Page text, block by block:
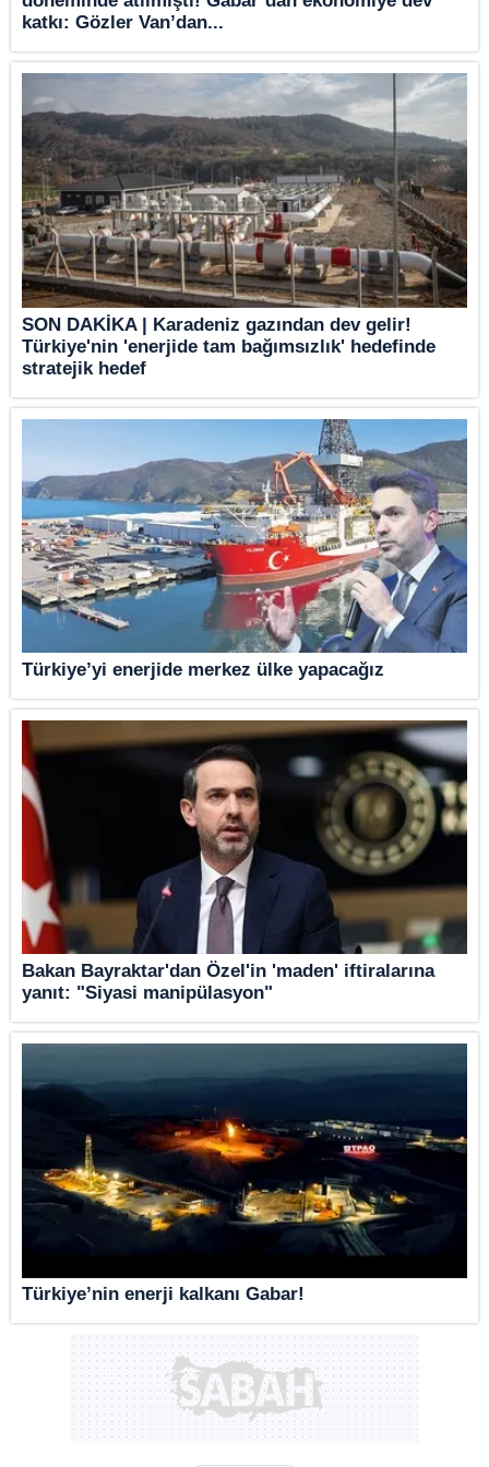
katkı: Gözler Van’dan...
SON DAKİKA | Karadeniz gazından dev gelir!
Türkiye'nin 'enerjide tam bağımsızlık' hedefinde
stratejik hedef
Türkiye’yi enerjide merkez ülke yapacağız
Bakan Bayraktar'dan Özel'in 'maden' iftiralarına
yanıt: "Siyasi manipülasyon"
Türkiye’nin enerji kalkanı Gabar!